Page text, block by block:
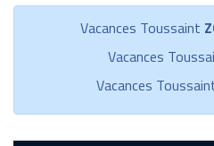
Vacances Toussaint
Vacances
Vacances